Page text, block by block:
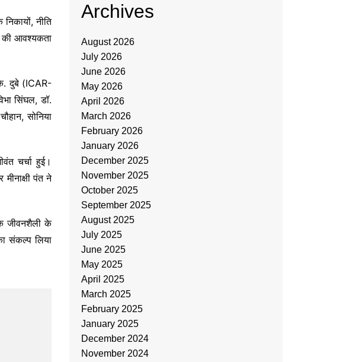
नीति
की आवश्यकता
दुबे (ICAR-
सिंघल, डॉ.
सोनिया
चर्चा हुई।
पंत ने
जीवनशैली के
संकल्प लिया
Archives
August 2026
July 2026
June 2026
May 2026
April 2026
March 2026
February 2026
January 2026
December 2025
November 2025
October 2025
September 2025
August 2025
July 2025
June 2025
May 2025
April 2025
March 2025
February 2025
January 2025
December 2024
November 2024